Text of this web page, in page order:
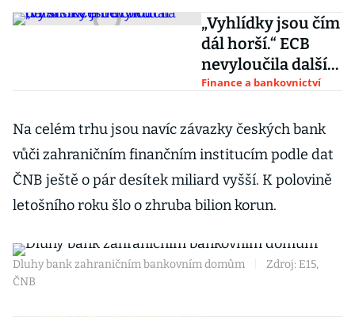
„Vyhlídky jsou čím
dál horší.“ ECB
nevyloučila další
snížení úroků
Finance a bankovnictví
Na celém trhu jsou navíc závazky českých bank
vůči zahraničním finančním institucím podle dat
ČNB ještě o pár desítek miliard vyšší. K polovině
letošního roku šlo o zhruba bilion korun.
Dluhy bank zahraničním bankovním domům
Zdroj: E15,
ČNB